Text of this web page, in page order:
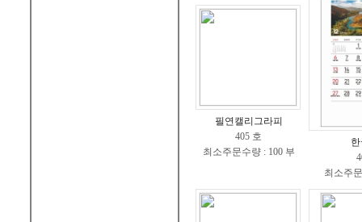
필연캘리그라피
405 호
최소주문수량 : 100 부
최소주